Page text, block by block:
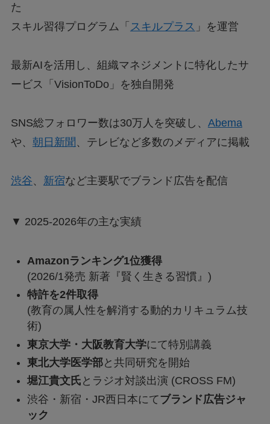
た
スキル習得プログラム「 スキルプラス 」を運営
最新AIを活用し、組織マネジメントに特化したサ
ービス「VisionToDo」を独自開発
SNS総フォロワー数は30万人を突破し、 Abema
や、 朝日新聞 、テレビなど多数のメディアに掲載
渋谷、 新宿など主要駅でブランド広告を配信
▼ 2025-2026年の主な実績
Amazonランキング1位獲得
(2026/1発売 新著『賢く生きる習慣』)
特許を2件取得
(教育の属人性を解消する動的カリキュラム技
術)
東京大学・大阪教育大学にて特別講義
東北大学医学部と共同研究を開始
堀江貴文氏 とラジオ対談出演 (CROSS FM)
渋谷・新宿・JR西日本にてブランド広告ジャ
ック